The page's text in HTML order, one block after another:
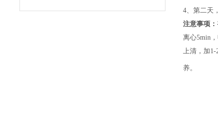
4、 第二天
注意事项：
离心5min，
上清，加1-
养。